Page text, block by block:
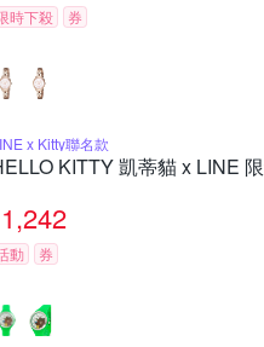
時下殺 券
x Kitty聯名款
KITTY 凱蒂貓 x LINE
1,242
動 券